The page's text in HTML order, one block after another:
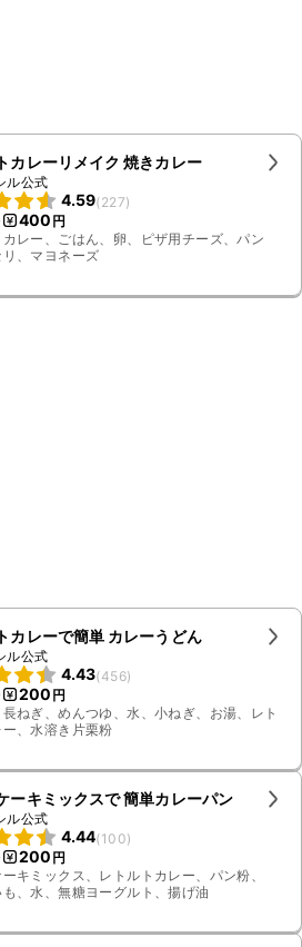
カレーリメイク 焼きカレー
ル公式
4.59(227)
400 円
レー、ごはん、卵、ピザ用チーズ、パン
、マヨネーズ
カレーで簡単 カレーうどん
ル公式
4.43(456)
200 円
長ねぎ、めんつゆ、水、小ねぎ、お湯、レト
、水溶き片栗粉
ーキミックスで 簡単カレーパン
ル公式
4.44(100)
200 円
キミックス、レトルトカレー、パン粉、
も、水、無糖ヨーグルト、揚げ油